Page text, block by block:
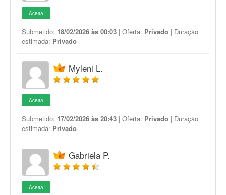
Aceita
Submetido: 18/02/2026 às 00:03 | Oferta: Privado | Duração
estimada: Privado
Myleni L.
Aceita
Submetido: 17/02/2026 às 20:43 | Oferta: Privado | Duração
estimada: Privado
Gabriela P.
Aceita